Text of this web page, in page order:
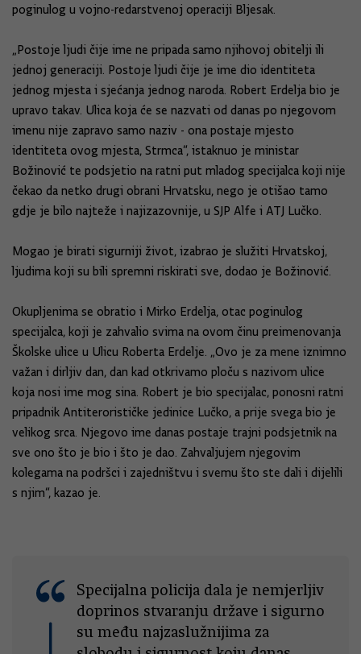
poginulog u vojno-redarstvenoj operaciji Bljesak.
„Postoje ljudi čije ime ne pripada samo njihovoj obitelji ili
jednoj generaciji. Postoje ljudi čije je ime dio identiteta
jednog mjesta i sjećanja jednog naroda. Robert Erdelja bio je
upravo takav. Ulica koja će se nazvati od danas po njegovom
imenu nije zapravo samo naziv - ona postaje mjesto
identiteta ovog mjesta, Strmca“, istaknuo je ministar
Božinović te podsjetio na ratni put mladog specijalca koji nije
čekao da netko drugi obrani Hrvatsku, nego je otišao tamo
gdje je bilo najteže i najizazovnije, u SJP Alfe i ATJ Lučko.
Mogao je birati sigurniji život, izabrao je služiti Hrvatskoj,
ljudima koji su bili spremni riskirati sve, dodao je Božinović.
Okupljenima se obratio i Mirko Erdelja, otac poginulog
specijalca, koji je zahvalio svima na ovom činu preimenovanja
Školske ulice u Ulicu Roberta Erdelje. „Ovo je za mene iznimno
važan i dirljiv dan, dan kad otkrivamo ploču s nazivom ulice
koja nosi ime mog sina. Robert je bio specijalac, ponosni ratni
pripadnik Antiterorističke jedinice Lučko, a prije svega bio je
velikog srca. Njegovo ime danas postaje trajni podsjetnik na
sve ono što je bio i što je dao. Zahvaljujem njegovim
kolegama na podršci i zajedništvu i svemu što ste dali i dijelili
s njim“, kazao je.
Specijalna policija dala je nemjerljiv
doprinos stvaranju države i sigurno
su među najzaslužnijima za